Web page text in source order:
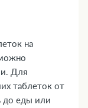
на
Для
таблеток от
до еды или